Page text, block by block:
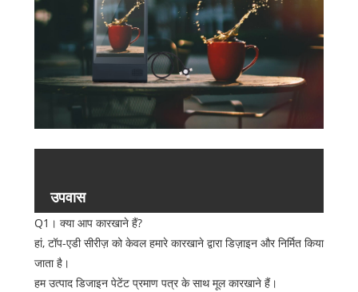
उपवास
Q1। क्या आप कारखाने हैं?
हां, टॉप-एडी सीरीज़ को केवल हमारे कारखाने द्वारा डिज़ाइन और निर्मित किया
जाता है।
हम उत्पाद डिजाइन पेटेंट प्रमाण पत्र के साथ मूल कारखाने हैं।